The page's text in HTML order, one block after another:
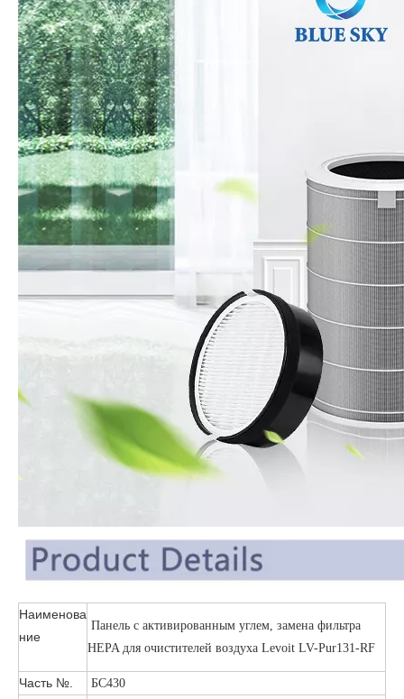
Наименова
ние
Панель с активированным углем, замена фильтра
HEPA для очистителей воздуха Levoit LV-Pur131-RF
Часть №.
БС430